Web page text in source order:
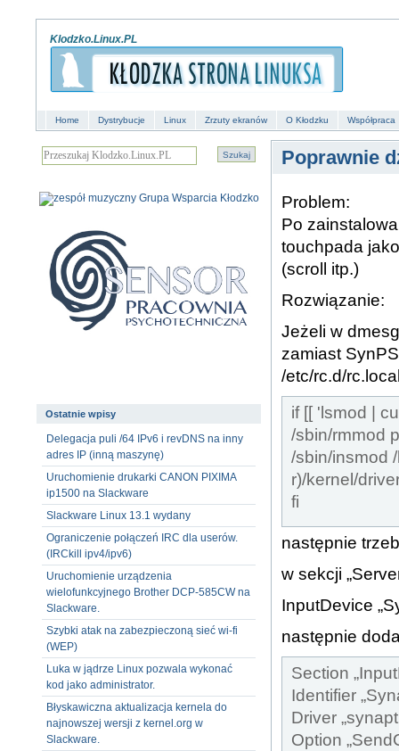
Klodzko.Linux.PL
Home Dystrybucje Linux Zrzuty ekranów O Kłodzku Współpraca
Poprawnie
Problem:
Po
touchpada
(scroll itp.)
Rozwiązanie:
Jeżeli w
zamiast
/etc/rc.d/
if [[ 'lsmod |
/sbin/rmmod
/sbin/insmod
r)/kernel/
fi
następnie
w sekcji
InputDevice
następnie
Section
Identifier
Driver
Option
Ostatnie wpisy
Delegacja puli /64 IPv6 i revDNS na inny
adres IP (inną maszynę)
Uruchomienie drukarki CANON PIXIMA
ip1500 na Slackware
Slackware Linux 13.1 wydany
Ograniczenie połączeń IRC dla userów.
(IRCkill ipv4/ipv6)
Uruchomienie urządzenia
wielofunkcyjnego Brother DCP-585CW na
Slackware.
Szybki atak na zabezpieczoną sieć wi-fi
(WEP)
Luka w jądrze Linux pozwala wykonać
kod jako administrator.
Błyskawiczna aktualizacja kernela do
najnowszej wersji z kernel.org w
Slackware.